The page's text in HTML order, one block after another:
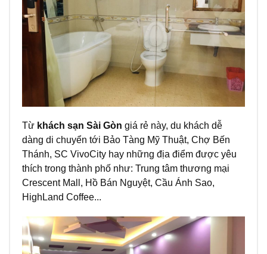
Từ khách sạn Sài Gòn giá rẻ này, du khách dễ
dàng di chuyển tới Bảo Tàng Mỹ Thuật, Chợ Bến
Thánh, SC VivoCity hay những địa điểm được yêu
thích trong thành phố như: Trung tâm thương mại
Crescent Mall, Hồ Bán Nguyệt, Cầu Ánh Sao,
HighLand Coffee...